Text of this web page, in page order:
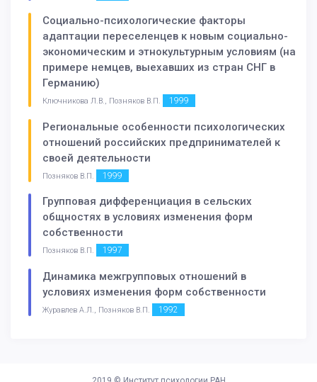
Социально-психологические факторы
адаптации переселенцев к новым социально-
экономическим и этнокультурным условиям (на
примере немцев, выехавших из стран СНГ в
Германию)
Ключникова Л.В., Позняков В.П. 1999
Региональные особенности психологических
отношений российских предпринимателей к
своей деятельности
Позняков В.П. 1999
Групповая дифференциация в сельских
общностях в условиях изменения форм
собственности
Позняков В.П. 1997
Динамика межгрупповых отношений в
условиях изменения форм собственности
Журавлев А.Л., Позняков В.П. 1992